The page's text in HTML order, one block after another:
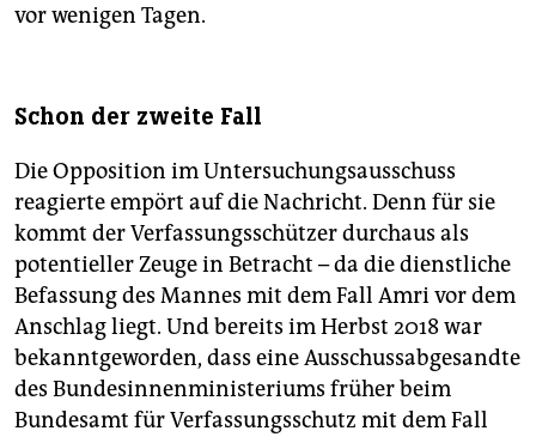
vor wenigen Tagen.
Schon der zweite Fall
Die Opposition im Untersuchungsausschuss
reagierte empört auf die Nachricht. Denn für sie
kommt der Verfassungsschützer durchaus als
potentieller Zeuge in Betracht – da die dienstliche
Befassung des Mannes mit dem Fall Amri vor dem
Anschlag liegt. Und bereits im Herbst 2018 war
bekanntgeworden, dass eine Ausschussabgesandte
des Bundesinnenministeriums früher beim
Bundesamt für Verfassungsschutz mit dem Fall